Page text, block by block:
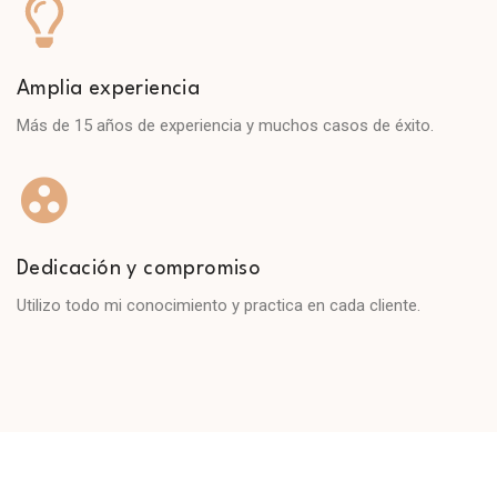
Amplia experiencia
Más de 15 años de experiencia y muchos casos de éxito.
Dedicación y compromiso
Utilizo todo mi conocimiento y practica en cada cliente.